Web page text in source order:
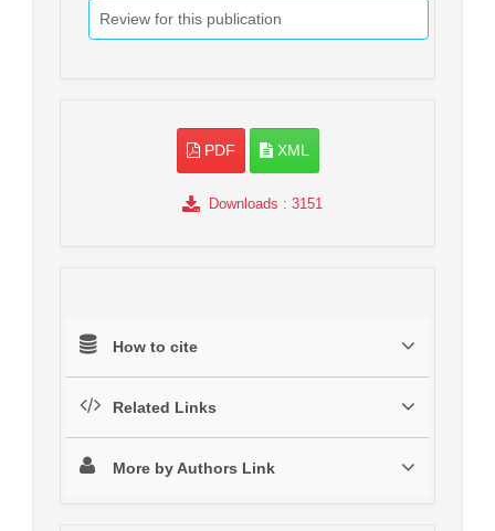
Review for this publication
PDF XML
Downloads : 3151
How to cite
Related Links
More by Authors Link